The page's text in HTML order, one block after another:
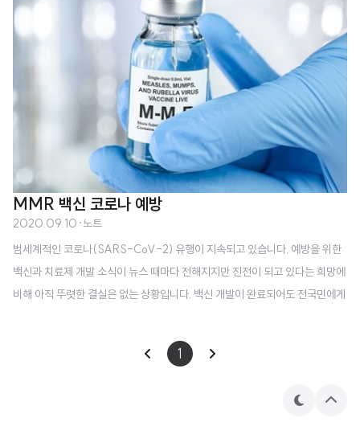
MMR 백신 코로나 예방
2020.09.10 ·노트
범세계적인 코로나(SARS-CoV-2) 유행이 지속되고 있습니다. 예방을 위한
백신과 치료제 개발 소식이 뉴스 때마다 전해지지만 진전이 되고 있다는 희망에
비해 아직 뚜렷한 결실은 없는 상황입니다. 백신 개발이 완료되어도 전국민에게
과 사회적 거리두기로 감염 확산을 억제하는 것이 최선으로 보이는 현재 상황에
서 추가적인 조치로 어떤 것이 있을까 찾아보다가 MMR(홍역, 볼거리, 풍진)
제가 없는 상황에서 항말라리아제, 스테로이드 제제인 덱사메타손, 에볼라 치료
1
테
상